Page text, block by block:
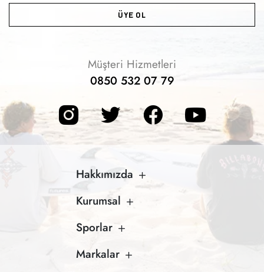
ÜYE OL
Müşteri Hizmetleri
0850 532 07 79
Hakkımızda
Kurumsal
Sporlar
Markalar